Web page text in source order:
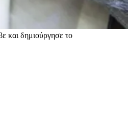
και δημιούργησε το